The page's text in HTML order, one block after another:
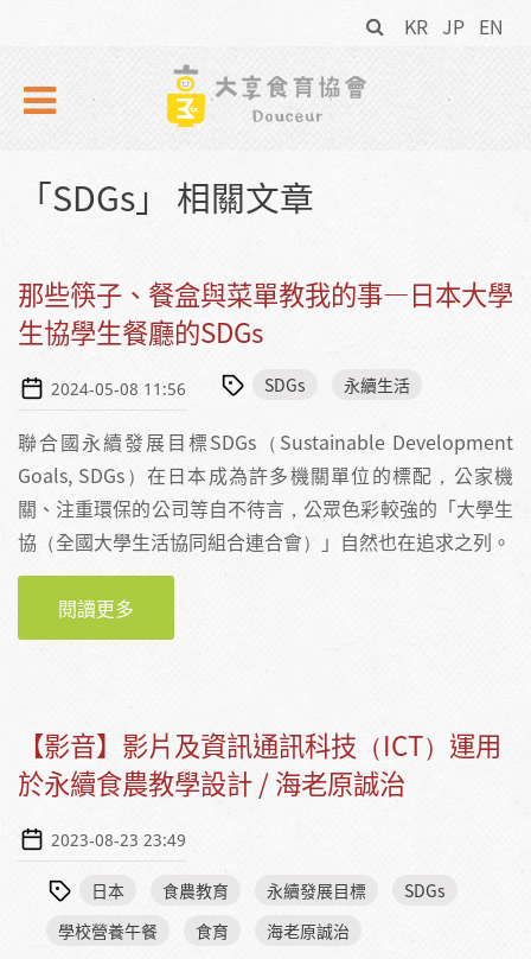
KR JP EN
搜
尋
表
「SDGs」 相關文章
那些筷子、餐盒與菜單教我的事—日本大學
生協學生餐廳的SDGs
2024-05-08 11:56 SDGs 永續生活
聯合國永續發展目標SDGs（Sustainable Development
Goals, SDGs）在日本成為許多機關單位的標配，公家機
關、注重環保的公司等自不待言，公眾色彩較強的「大學生
協（全國大學生活協同組合連合會）」自然也在追求之列。
閱讀更多
學生協學生餐廳的SDGS
【影音】影片及資訊通訊科技（ICT）運用
於永續食農教學設計 / 海老原誠治
2023-08-23 23:49
日本 食農教育 永續發展目標
SDGs
學校營養午餐
食育 海老原誠治